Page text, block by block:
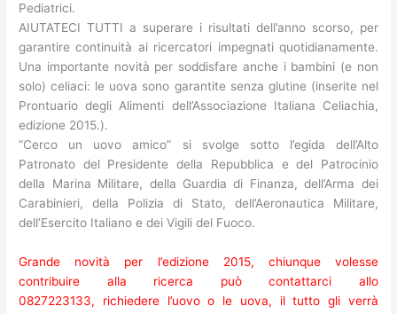
Pediatrici.
AIUTATECI TUTTI a superare i risultati dell’anno scorso, per
garantire continuità ai ricercatori impegnati quotidianamente.
Una importante novità per soddisfare anche i bambini (e non
solo) celiaci: le uova sono garantite senza glutine (inserite nel
Prontuario degli Alimenti dell’Associazione Italiana Celiachia,
edizione 2015.).
“Cerco un uovo amico” si svolge sotto l’egida dell’Alto
Patronato del Presidente della Repubblica e del Patrocinio
della Marina Militare, della Guardia di Finanza, dell’Arma dei
Carabinieri, della Polizia di Stato, dell’Aeronautica Militare,
dell’Esercito Italiano e dei Vigili del Fuoco.
Grande novità per l’edizione 2015, chiunque volesse
contribuire alla ricerca può contattarci allo
0827223133, richiedere l’uovo o le uova, il tutto gli verrà